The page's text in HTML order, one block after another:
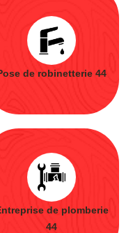
de robinetterie 44
de plomberie
44